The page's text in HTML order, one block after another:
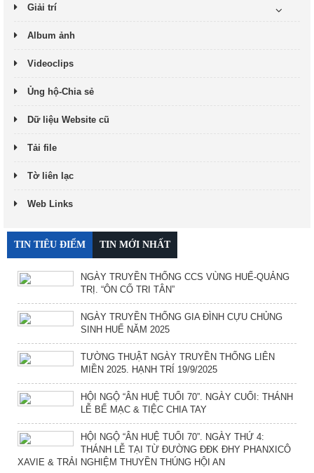
Giải trí
Album ảnh
Videoclips
Ủng hộ-Chia sẻ
Dữ liệu Website cũ
Tải file
Tờ liên lạc
Web Links
TIN TIÊU ĐIỂM TIN MỚI NHẤT
NGÀY TRUYỀN THỐNG CCS VÙNG HUẾ-QUẢNG
TRỊ. “ÔN CỐ TRI TÂN”
NGÀY TRUYỀN THỐNG GIA ĐÌNH CỰU CHỦNG
SINH HUẾ NĂM 2025
TƯỜNG THUẬT NGÀY TRUYỀN THỐNG LIÊN
MIỀN 2025. HẠNH TRÍ 19/9/2025
HỘI NGỘ “ÂN HUỆ TUỔI 70”. NGÀY CUỐI: THÁNH
LỄ BẾ MẠC & TIỆC CHIA TAY
HỘI NGỘ “ÂN HUỆ TUỔI 70”. NGÀY THỨ 4:
THÁNH LỄ TẠI TỪ ĐƯỜNG ĐĐK ĐHY PHANXICÔ
XAVIE & TRẢI NGHIỆM THUYỀN THÚNG HỘI AN